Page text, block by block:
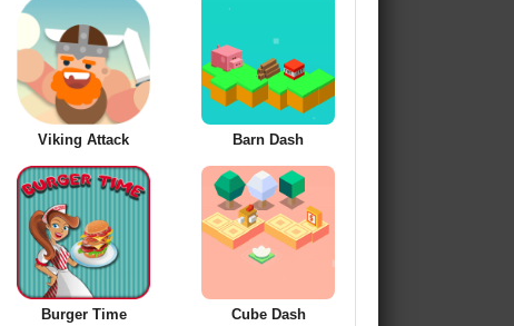
Viking Attack Barn Dash
Burger Time Cube Dash